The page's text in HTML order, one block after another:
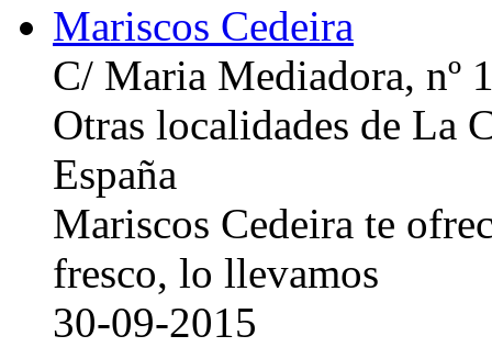
Mariscos Cedeira
C/ Maria Mediadora, nº
Otras localidades de La
España
Mariscos Cedeira te
fresco, lo llevamos
30-09-2015